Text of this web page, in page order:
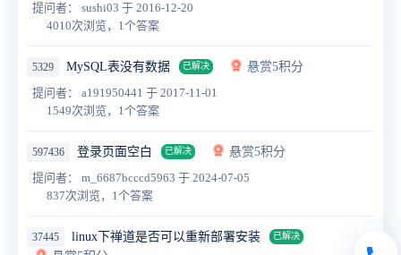
提问者： sushi03 于 2016-12-20
4010次浏览，1个答案
5329 MySQL表没有数据 已解决
悬赏5积分
提问者： a191950441 于 2017-11-01
1549次浏览，1个答案
597436 登录页面空白 已解决
悬赏5积分
提问者： m_6687bcccd5963 于 2024-07-05
837次浏览，1个答案
37445 linux下禅道是否可以重新部署安装 已解决